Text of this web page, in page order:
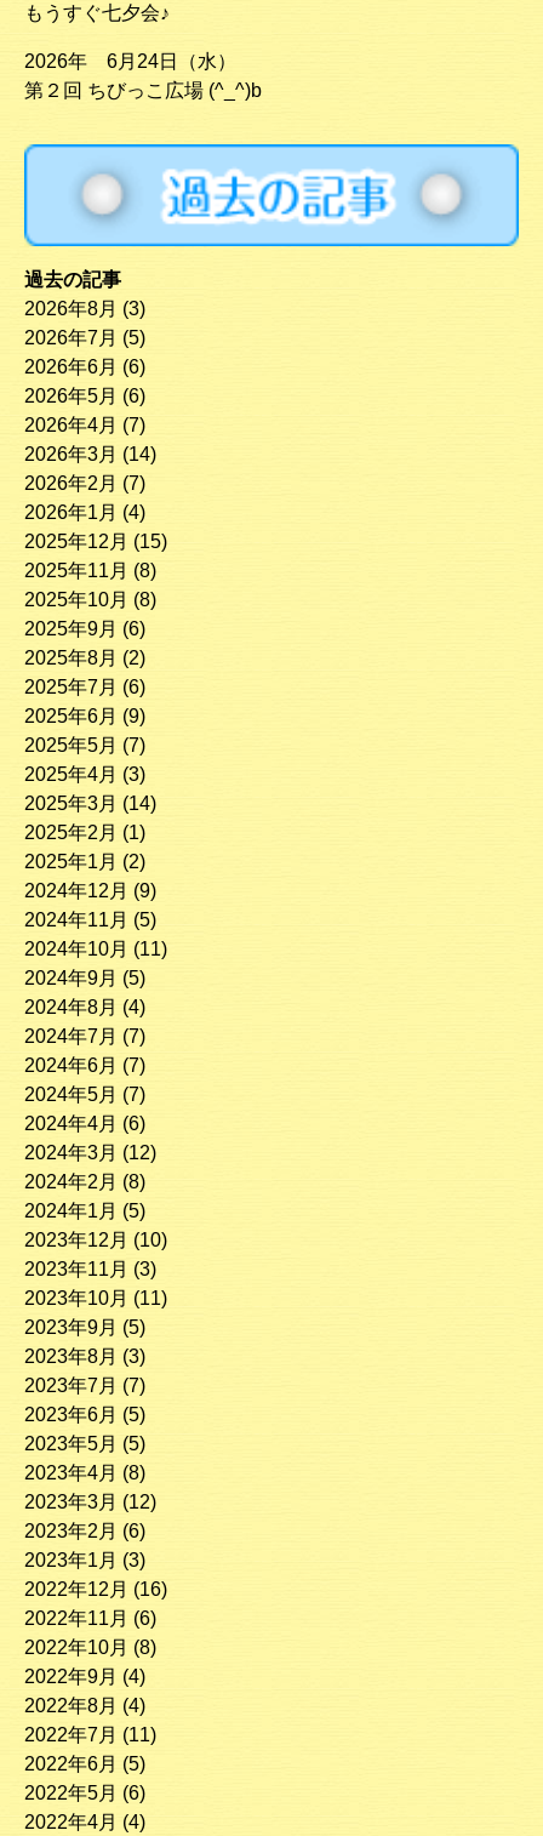
もうすぐ七夕会♪
2026年 6月24日（水）
第２回 ちびっこ広場 (^_^)b
過去の記事
2026年8月 (3)
2026年7月 (5)
2026年6月 (6)
2026年5月 (6)
2026年4月 (7)
2026年3月 (14)
2026年2月 (7)
2026年1月 (4)
2025年12月 (15)
2025年11月 (8)
2025年10月 (8)
2025年9月 (6)
2025年8月 (2)
2025年7月 (6)
2025年6月 (9)
2025年5月 (7)
2025年4月 (3)
2025年3月 (14)
2025年2月 (1)
2025年1月 (2)
2024年12月 (9)
2024年11月 (5)
2024年10月 (11)
2024年9月 (5)
2024年8月 (4)
2024年7月 (7)
2024年6月 (7)
2024年5月 (7)
2024年4月 (6)
2024年3月 (12)
2024年2月 (8)
2024年1月 (5)
2023年12月 (10)
2023年11月 (3)
2023年10月 (11)
2023年9月 (5)
2023年8月 (3)
2023年7月 (7)
2023年6月 (5)
2023年5月 (5)
2023年4月 (8)
2023年3月 (12)
2023年2月 (6)
2023年1月 (3)
2022年12月 (16)
2022年11月 (6)
2022年10月 (8)
2022年9月 (4)
2022年8月 (4)
2022年7月 (11)
2022年6月 (5)
2022年5月 (6)
2022年4月 (4)